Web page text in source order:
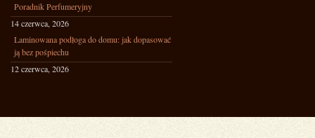
Poradnik Perfumeryjny
14 czerwca, 2026
Laminowana podłoga do domu: jak dopasować
ją bez pośpiechu
12 czerwca, 2026